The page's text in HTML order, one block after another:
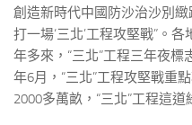
創造新時代中國防沙治沙別緻
打一場‘三北’工程攻堅戰”。
年多來，“三北”工程三年夜
年6月，“三北”工程攻堅戰重
2000多萬畝，“三北”工程這